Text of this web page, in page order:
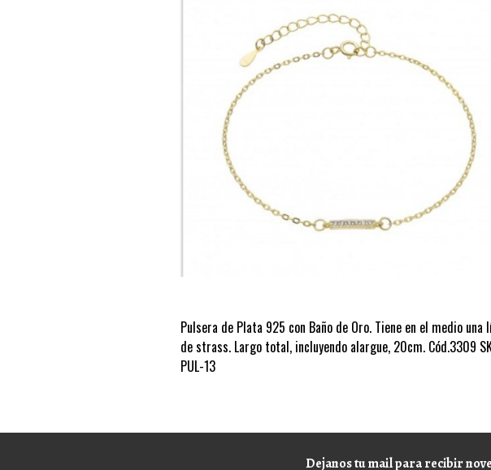
Pulsera de Plata 925 con Baño de Oro. Tiene en el medio una
de strass. Largo total, incluyendo alargue, 20cm. Cód.3309
PUL-13
Dejanos tu mail para recibir